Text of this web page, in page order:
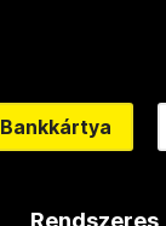
Bankkártya
Rendszeres